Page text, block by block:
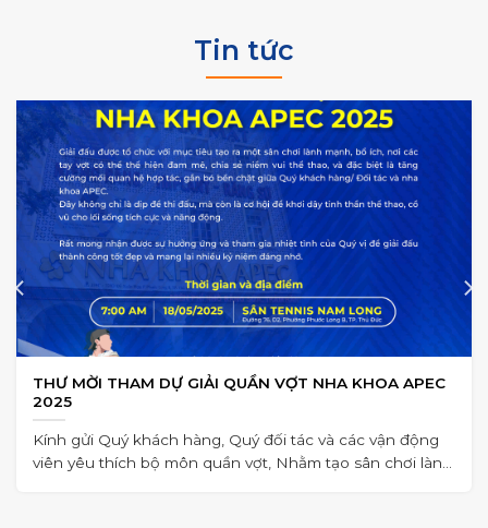
Tin tức
THƯ MỜI THAM DỰ GIẢI QUẦN VỢT NHA KHOA APEC
2025
Kính gửi Quý khách hàng, Quý đối tác và các vận động
viên yêu thích bộ môn quần vợt, Nhằm tạo sân chơi lành